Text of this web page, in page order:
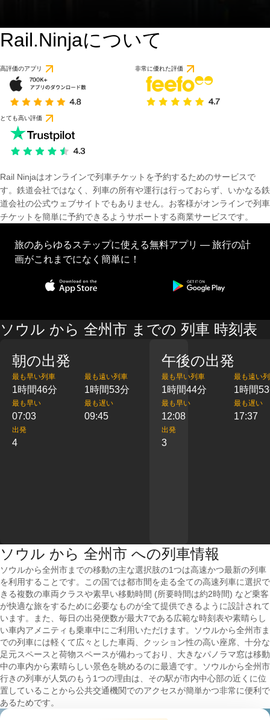
Rail.Ninjaについて
高評価のアプリ 非常に優れた評価
とても高い評価
Rail Ninjaはオンラインで列車チケットを予約するためのサービスで
す。鉄道会社ではなく、列車の所有や運行は行っておらず、いかなる鉄
道会社の公式ウェブサイトでもありません。お客様がオンラインで列車
チケットを簡単に予約できるようサポートする商業サービスです。
旅のあらゆるステップに使える無料アプリ — 旅行の計
画がこれまでになく簡単に！
ソウル から 全州市 までの 列車 時刻表
朝の出発
最も早い列車
1時間46分
最も遠い列車
1時間53分
最も早い
07:03
最も遅い
09:45
出発
4
午後の出発
最も早い列車
1時間44分
最も遠い
1時間
最も早い
12:08
最も遅い
17:37
出発
3
ソウル から 全州市 への列車情報
ソウルから全州市までの移動の主な選択肢の1つは高速かつ最新の列車
を利用することです。この国では都市間を走る全ての高速列車に選択で
きる複数の車両クラスや素早い移動時間 (所要時間は約2時間) など乗客
が快適な旅をするために必要なものが全て提供できるように設計されて
います。また、毎日の出発便数が最大7である広範な時刻表や素晴らし
い車内アメニティも乗車中にご利用いただけます。ソウルから全州市ま
での列車には軽くて広々とした車両、クッション性の高い座席、十分な
足元スペースと荷物スペースが備わっており、大きなパノラマ窓は移動
中の車内から素晴らしい景色を眺めるのに最適です。ソウルから全州市
行きの列車が人気のもう1つの理由は、その駅が市内中心部の近くに位
置していることから公共交通機関でのアクセスが簡単かつ非常に便利で
あるためです。
57件のレビューに基